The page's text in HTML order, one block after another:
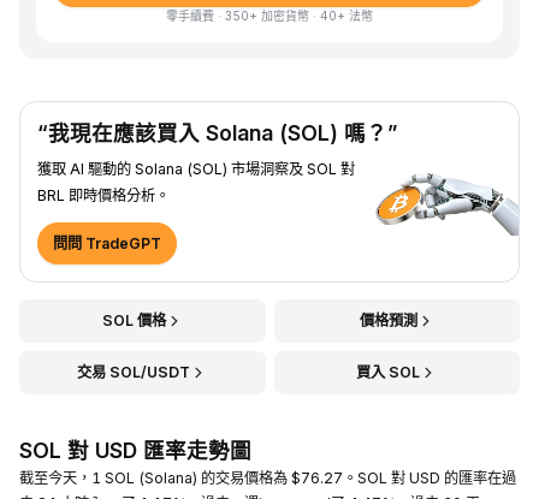
零手續費 · 350+ 加密貨幣 · 40+ 法幣
“我現在應該買入 Solana (SOL) 嗎？”
獲取 AI 驅動的 Solana (SOL) 市場洞察及 SOL 對
BRL 即時價格分析。
問問 TradeGPT
SOL 價格 價格預測
交易 SOL/USDT 買入 SOL
SOL 對 USD 匯率走勢圖
截至今天，1 SOL (Solana) 的交易價格為 $76.27。SOL 對 USD 的匯率在過